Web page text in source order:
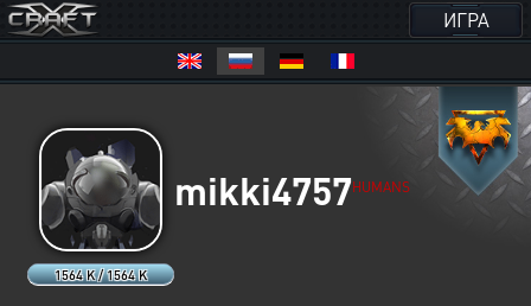
ИГРА
1564 K / 1564 K
mikki4757HUMANS